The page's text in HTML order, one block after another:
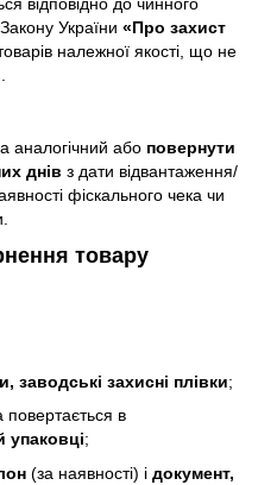
відповідно до чинного
України «Про захист
належної якості, що не
аналогічний або повернути
днів з дати відвантаження/
фіскального чека чи
товару
заводські захисні плівки;
повертається в
упаковці;
(за наявності) і документ,